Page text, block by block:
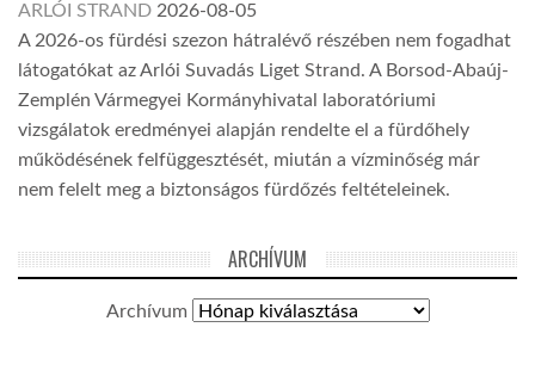
ARLÓI STRAND 2026-08-05
A 2026-os fürdési szezon hátralévő részében nem fogadhat
látogatókat az Arlói Suvadás Liget Strand. A Borsod-Abaúj-
Zemplén Vármegyei Kormányhivatal laboratóriumi
vizsgálatok eredményei alapján rendelte el a fürdőhely
működésének felfüggesztését, miután a vízminőség már
nem felelt meg a biztonságos fürdőzés feltételeinek.
ARCHÍVUM
Archívum